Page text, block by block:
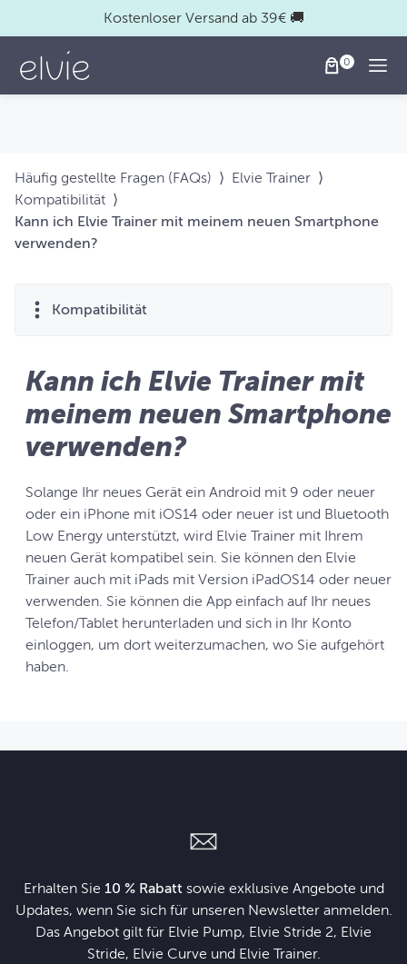
Kostenloser Versand ab 39€ 🚚
Häufig gestellte Fragen (FAQs) ⟩ Elvie Trainer ⟩
Kompatibilität ⟩
Kann ich Elvie Trainer mit meinem neuen Smartphone
verwenden?
Kompatibilität
Kann ich Elvie Trainer mit
meinem neuen Smartphone
verwenden?
Solange Ihr neues Gerät ein Android mit 9 oder neuer
oder ein iPhone mit iOS14 oder neuer ist und Bluetooth
Low Energy unterstützt, wird Elvie Trainer mit Ihrem
neuen Gerät kompatibel sein. Sie können den Elvie
Trainer auch mit iPads mit Version iPadOS14 oder neuer
verwenden. Sie können die App einfach auf Ihr neues
Telefon/Tablet herunterladen und sich in Ihr Konto
einloggen, um dort weiterzumachen, wo Sie aufgehört
haben.
Erhalten Sie 10 % Rabattsowie exklusive Angebote und
Updates, wenn Sie sich für unseren Newsletter anmelden.
Das Angebot gilt für Elvie Pump, Elvie Stride 2, Elvie
Stride, Elvie Curve und Elvie Trainer.